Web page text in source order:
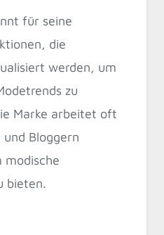
für seine
die
werden, um
zu
Marke arbeitet oft
Bloggern
modische
bieten.